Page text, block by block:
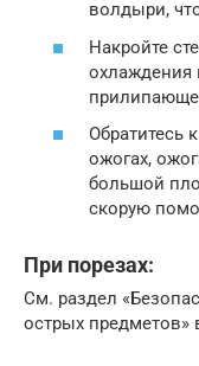
волдыри,
Накройте
охлаждения
Обратитесь
ожогах,
большой
скорую
При порезах:
См. раздел
острых предметов»